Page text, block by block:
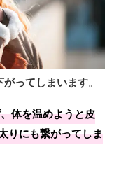
ってしまいます。
体を温めようと皮
りにも繋がってしま